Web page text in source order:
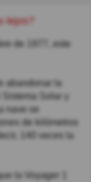
lejos?
de 1977, este
abandonar la
Sistema Solar y
nave se
de kilómetros
140 veces la
la Voyager 1